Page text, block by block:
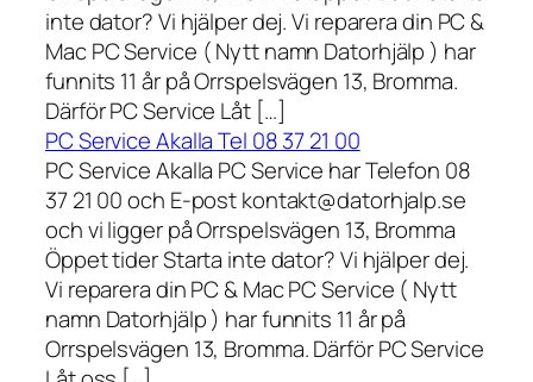
inte dator? Vi hjälper dej. Vi reparera din PC &
Mac PC Service ( Nytt namn Datorhjälp ) har
funnits 11 år på Orrspelsvägen 13, Bromma.
Därför PC Service Låt […]
PC Service Akalla Tel 08 37 21 00
PC Service Akalla PC Service har Telefon 08
37 21 00 och E-post kontakt@datorhjalp.se
och vi ligger på Orrspelsvägen 13, Bromma
Öppet tider Starta inte dator? Vi hjälper dej.
Vi reparera din PC & Mac PC Service ( Nytt
namn Datorhjälp ) har funnits 11 år på
Orrspelsvägen 13, Bromma. Därför PC Service